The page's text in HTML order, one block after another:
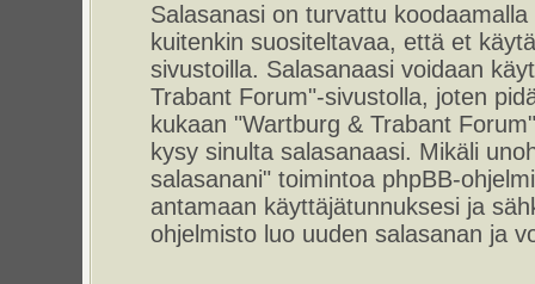
Salasanasi on turvattu
kuitenkin suositeltavaa, että et
sivustoilla. Salasanaasi voidaan
Trabant Forum"-sivustolla, joten
kukaan "Wartburg & Trabant
kysy sinulta salasanaasi. Mikäli
salasanani" toimintoa phpBB-
antamaan käyttäjätunnuksesi ja
ohjelmisto luo uuden salasanan ja